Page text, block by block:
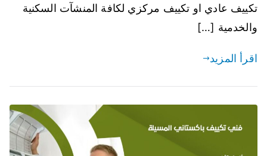
تكييف عادي او تكييف مركزي لكافة المنشآت السكنية
والخدمية […]
اقرأ المزيد